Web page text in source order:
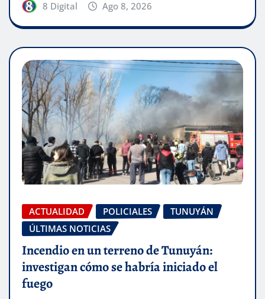
8 Digital Ago 8, 2026
ACTUALIDAD POLICIALES
TUNUYÁN
ÚLTIMAS NOTICIAS
Incendio en un terreno de Tunuyán:
investigan cómo se habría iniciado el
fuego